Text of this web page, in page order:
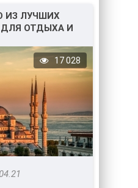
ИЗ ЛУЧШИХ
ОТДЫХА И
17 028